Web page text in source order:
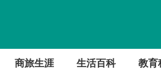
商旅生涯 生活百科 教育